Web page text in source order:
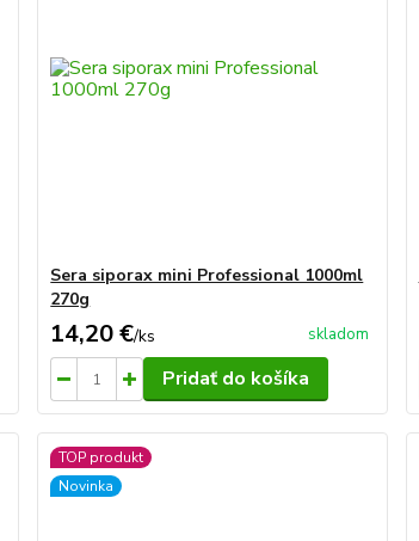
Sera siporax mini Professional 1000ml
270g
14,20 €/ks skladom
Pridať do košíka
TOP produkt
Novinka